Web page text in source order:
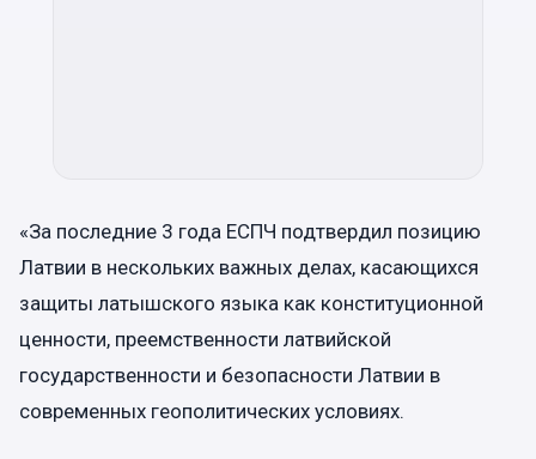
«За последние 3 года ЕСПЧ подтвердил позицию
Латвии в нескольких важных делах, касающихся
защиты латышского языка как конституционной
ценности, преемственности латвийской
государственности и безопасности Латвии в
современных геополитических условиях.